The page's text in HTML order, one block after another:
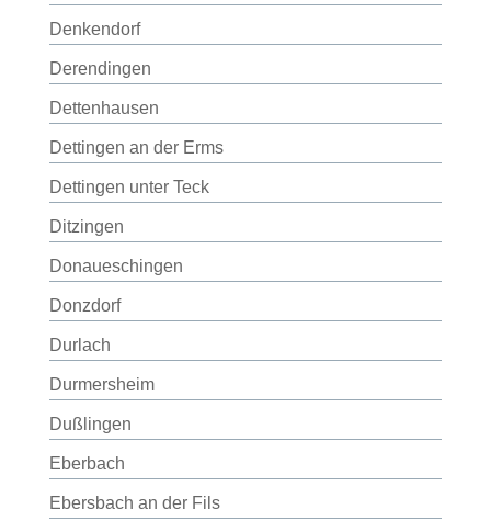
Denkendorf
Derendingen
Dettenhausen
Dettingen an der Erms
Dettingen unter Teck
Ditzingen
Donaueschingen
Donzdorf
Durlach
Durmersheim
Dußlingen
Eberbach
Ebersbach an der Fils